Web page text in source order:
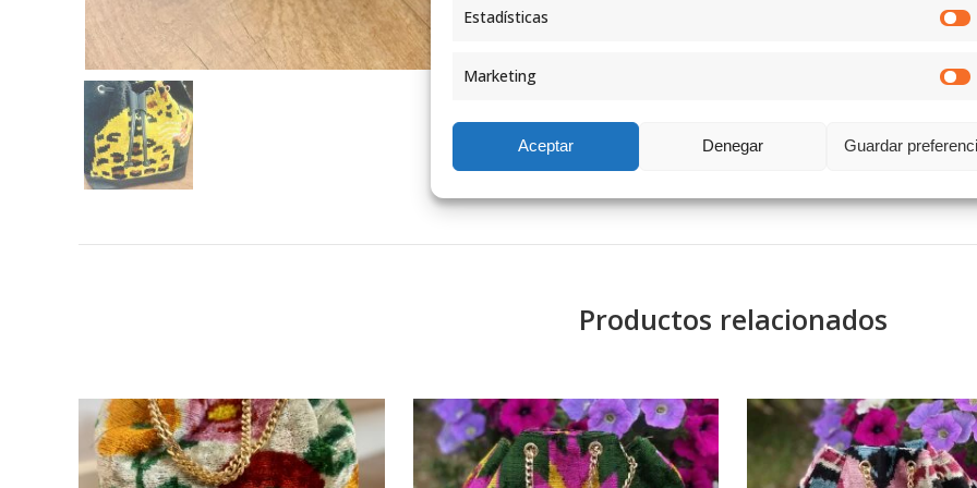
Estadísticas
Marketing
Aceptar Denegar Guardar
Productos relacionados